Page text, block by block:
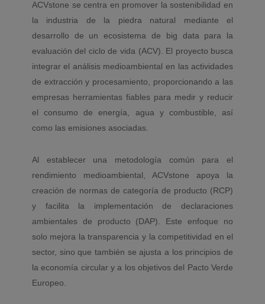
ACVstone se centra en promover la sostenibilidad en
la industria de la piedra natural mediante el
desarrollo de un ecosistema de big data para la
evaluación del ciclo de vida (ACV). El proyecto busca
integrar el análisis medioambiental en las actividades
de extracción y procesamiento, proporcionando a las
empresas herramientas fiables para medir y reducir
el consumo de energía, agua y combustible, así
como las emisiones asociadas.
Al establecer una metodología común para el
rendimiento medioambiental, ACVstone apoya la
creación de normas de categoría de producto (RCP)
y facilita la implementación de declaraciones
ambientales de producto (DAP). Este enfoque no
solo mejora la transparencia y la competitividad en el
sector, sino que también se ajusta a los principios de
la economía circular y a los objetivos del Pacto Verde
Europeo.